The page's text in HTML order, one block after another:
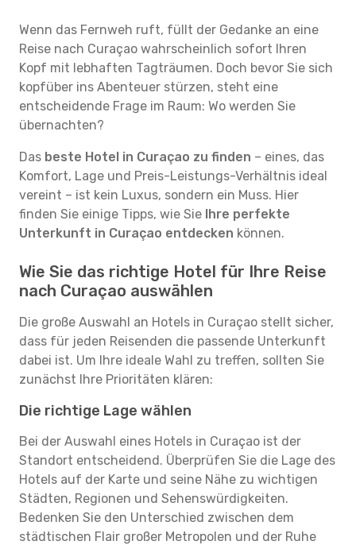
Wenn das Fernweh ruft, füllt der Gedanke an eine
Reise nach Curaçao wahrscheinlich sofort Ihren
Kopf mit lebhaften Tagträumen. Doch bevor Sie sich
kopfüber ins Abenteuer stürzen, steht eine
entscheidende Frage im Raum: Wo werden Sie
übernachten?
Das beste Hotel in Curaçao zu finden – eines, das
Komfort, Lage und Preis-Leistungs-Verhältnis ideal
vereint – ist kein Luxus, sondern ein Muss. Hier
finden Sie einige Tipps, wie Sie Ihre perfekte
Unterkunft in Curaçao entdecken können.
Wie Sie das richtige Hotel für Ihre Reise
nach Curaçao auswählen
Die große Auswahl an Hotels in Curaçao stellt sicher,
dass für jeden Reisenden die passende Unterkunft
dabei ist. Um Ihre ideale Wahl zu treffen, sollten Sie
zunächst Ihre Prioritäten klären:
Die richtige Lage wählen
Bei der Auswahl eines Hotels in Curaçao ist der
Standort entscheidend. Überprüfen Sie die Lage des
Hotels auf der Karte und seine Nähe zu wichtigen
Städten, Regionen und Sehenswürdigkeiten.
Bedenken Sie den Unterschied zwischen dem
städtischen Flair großer Metropolen und der Ruhe